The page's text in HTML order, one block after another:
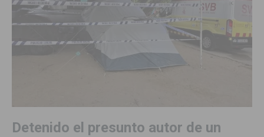
Detenido el presunto autor de un